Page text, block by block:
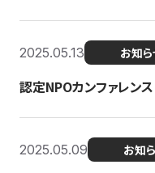
2025.05.13 お知ら
認定NPOカンファレン
2025.05.09 お知